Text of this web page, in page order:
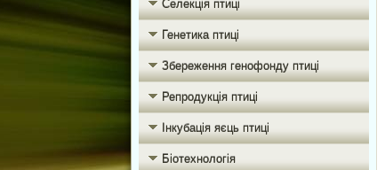
Селекція птиці
Генетика птиці
Збереження генофонду птиці
Репродукція птиці
Інкубація яєць птиці
Біотехнологія